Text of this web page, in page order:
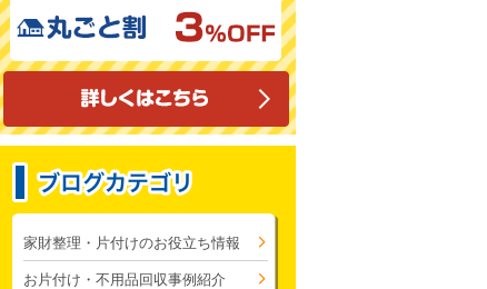
家財整理・片付けのお役立ち情報
お片付け・不用品回収事例紹介